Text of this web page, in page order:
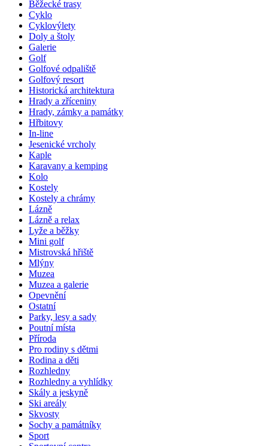
Běžecké trasy
Cyklo
Cyklovýlety
Doly a štoly
Galerie
Golf
Golfové odpaliště
Golfový resort
Historická architektura
Hrady a zříceniny
Hrady, zámky a památky
Hřbitovy
In-line
Jesenické vrcholy
Kaple
Karavany a kemping
Kolo
Kostely
Kostely a chrámy
Lázně
Lázně a relax
Lyže a běžky
Mini golf
Mistrovská hřiště
Mlýny
Muzea
Muzea a galerie
Opevnění
Ostatní
Parky, lesy a sady
Poutní místa
Příroda
Pro rodiny s dětmi
Rodina a děti
Rozhledny
Rozhledny a vyhlídky
Skály a jeskyně
Ski areály
Skvosty
Sochy a památníky
Sport